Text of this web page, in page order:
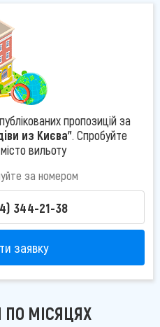
пропозицій за
из Києва". Спробуйте
вильоту
за номером
344-21-38
заявку
МІСЯЦЯХ